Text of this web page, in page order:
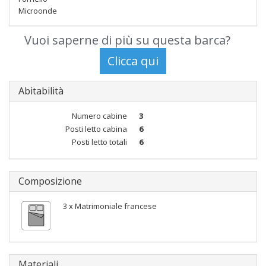
Microonde
Vuoi saperne di più su questa barca?
Abitabilità
Numero cabine
3
Posti letto cabina
6
Posti letto totali
6
Composizione
3 x Matrimoniale francese